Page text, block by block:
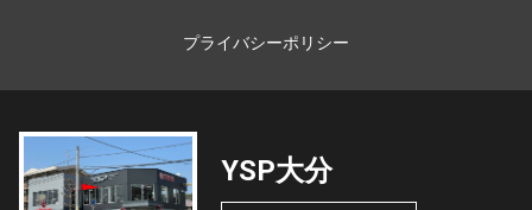
プライバシーポリシー
YSP大分